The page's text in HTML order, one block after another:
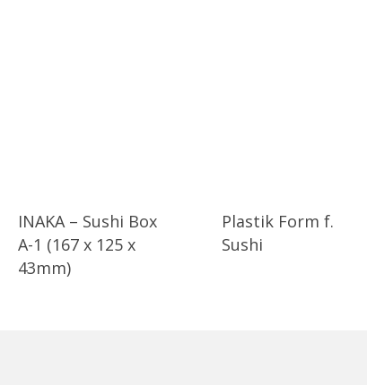
INAKA – Sushi Box
A-1 (167 x 125 x
43mm)
Plastik Form f.
Sushi